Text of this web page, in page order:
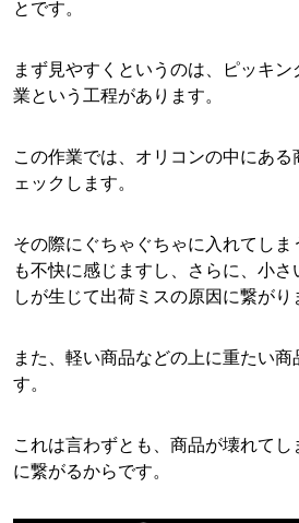
とです。
まず見やすくというのは、ピッキ
業という工程があります。
この作業では、オリコンの中にあ
ェックします。
その際にぐちゃぐちゃに入れてしま
も不快に感じますし、さらに、小
しが生じて出荷ミスの原因に繋がり
また、軽い商品などの上に重たい
す。
これは言わずとも、商品が壊れて
に繋がるからです。